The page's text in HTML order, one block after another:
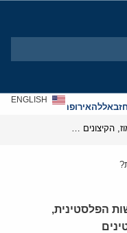
חזבאללהאירופהאנטישמיות
ENGLISH
הפלסטינית,